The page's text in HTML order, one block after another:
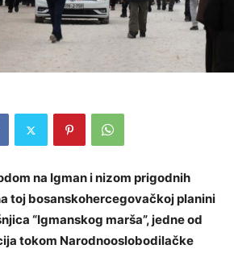
na Igman i nizom prigodnih
toj bosanskohercegovačkoj planini
“Igmanskog marša”, jedne od
tokom Narodnooslobodilačke